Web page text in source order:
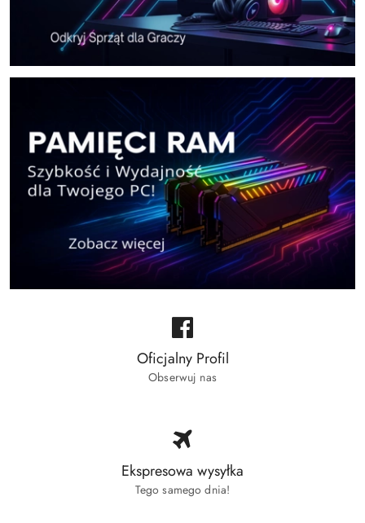
Oficjalny Profil
Obserwuj nas
Ekspresowa wysyłka
Tego samego dnia!